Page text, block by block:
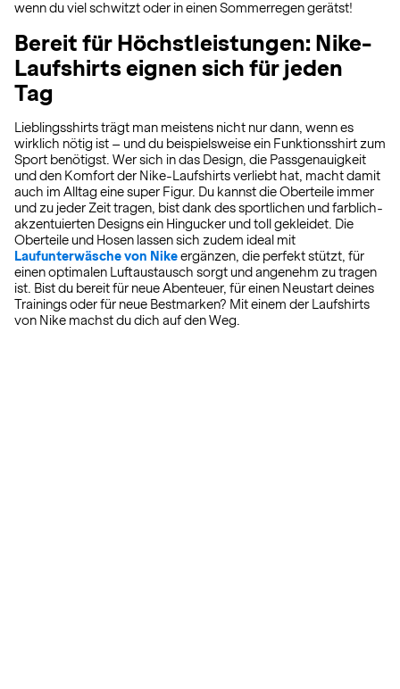
wenn du viel schwitzt oder in einen Sommerregen gerätst!
Bereit für Höchstleistungen: Nike-
Laufshirts eignen sich für jeden
Tag
Lieblingsshirts trägt man meistens nicht nur dann, wenn es
wirklich nötig ist – und du beispielsweise ein Funktionsshirt zum
Sport benötigst. Wer sich in das Design, die Passgenauigkeit
und den Komfort der Nike-Laufshirts verliebt hat, macht damit
auch im Alltag eine super Figur. Du kannst die Oberteile immer
und zu jeder Zeit tragen, bist dank des sportlichen und farblich-
akzentuierten Designs ein Hingucker und toll gekleidet. Die
Oberteile und Hosen lassen sich zudem ideal mit
Laufunterwäsche von Nikeergänzen, die perfekt stützt, für
einen optimalen Luftaustausch sorgt und angenehm zu tragen
ist. Bist du bereit für neue Abenteuer, für einen Neustart deines
Trainings oder für neue Bestmarken? Mit einem der Laufshirts
von Nike machst du dich auf den Weg.